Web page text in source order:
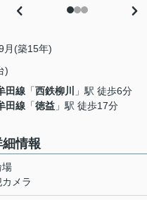
月(築15年)
)
田線 「西鉄柳川
」駅 徒歩6分
田線 「徳益 」駅 徒歩17分
情報
場
メラ